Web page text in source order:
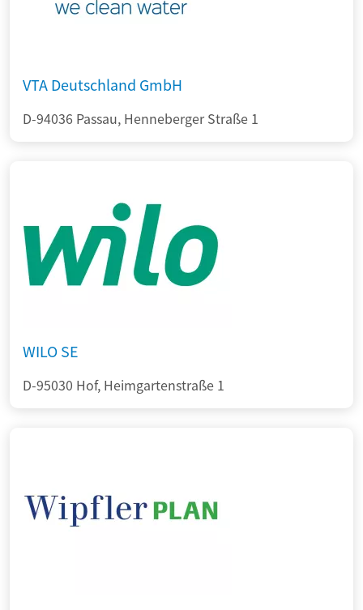
VTA Deutschland GmbH
D-94036 Passau, Henneberger Straße 1
WILO SE
D-95030 Hof, Heimgartenstraße 1